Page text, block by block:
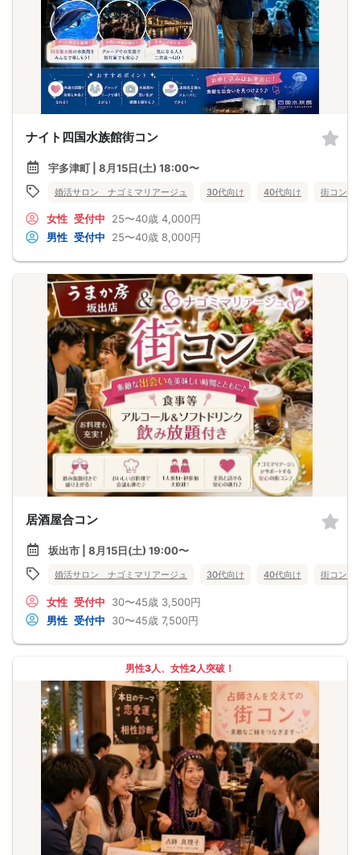
ナイト四国水族館街コン
宇多津町 | 8月15日(土) 18:00〜
婚活サロン ナゴミマリアージュ 30代向け 40代向け 街コン
女性 受付中 25〜40歳 4,000円
男性 受付中 25〜40歳 8,000円
居酒屋合コン
坂出市 | 8月15日(土) 19:00〜
婚活サロン ナゴミマリアージュ 30代向け 40代向け 街コン
女性 受付中 30〜45歳 3,500円
男性 受付中 30〜45歳 7,500円
男性3人、女性2人突破！